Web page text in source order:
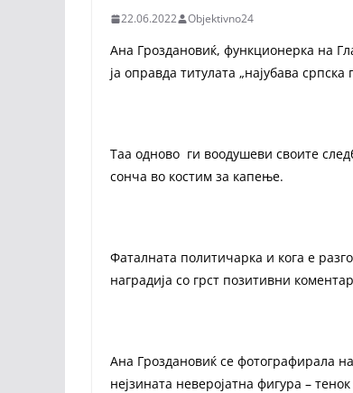
22.06.2022 Objektivno24
Ана Гроздановиќ, функционерка на
ја оправда титулата „најубава српска
Таа одново ги воодушеви своите
сонча во костим за капење.
Фаталната политичарка и кога е
наградија со грст позитивни
Ана Гроздановиќ се фотографирала
нејзината неверојатна фигура –